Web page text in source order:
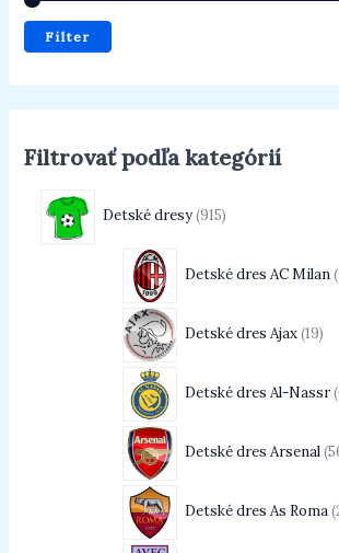
Filter
Filtrovať podľa kategórií
Detské dresy 915
Detské dres AC Milan
Detské dres Ajax 19
Detské dres Al-Nassr
Detské dres Arsenal
Detské dres As Roma